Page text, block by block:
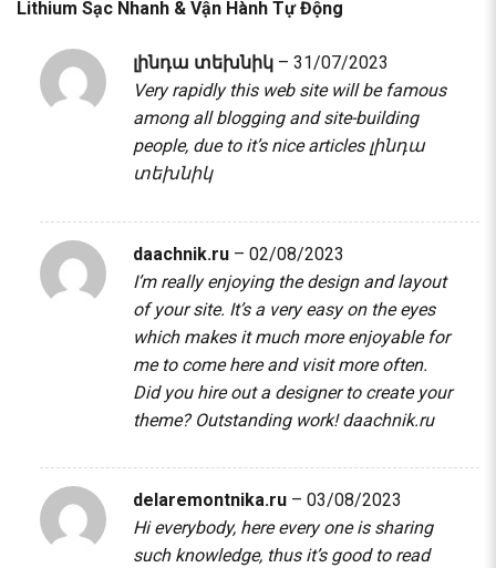
Lithium Sạc Nhanh & Vận Hành Tự Động
լինդա տեխնիկ – 31/07/2023
Very rapidly this web site will be famous
among all blogging and site-building
people, due to it’s nice articles լինդա
տեխնիկ
daachnik.ru – 02/08/2023
I’m really enjoying the design and layout
of your site. It’s a very easy on the eyes
which makes it much more enjoyable for
me to come here and visit more often.
Did you hire out a designer to create your
theme? Outstanding work!daachnik.ru
delaremontnika.ru – 03/08/2023
Hi everybody, here every one is sharing
such knowledge, thus it’s good to read